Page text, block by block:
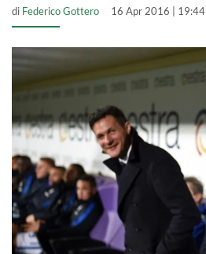
di Federico Gottero 16 Apr 2016 | 19:44